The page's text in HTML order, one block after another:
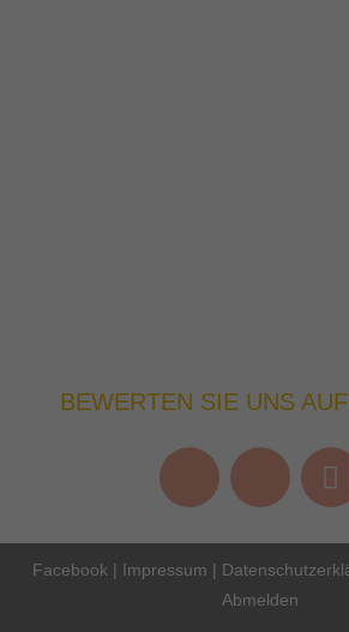
BEWERTEN SIE UNS
Facebook | Impressum |
Abmelden